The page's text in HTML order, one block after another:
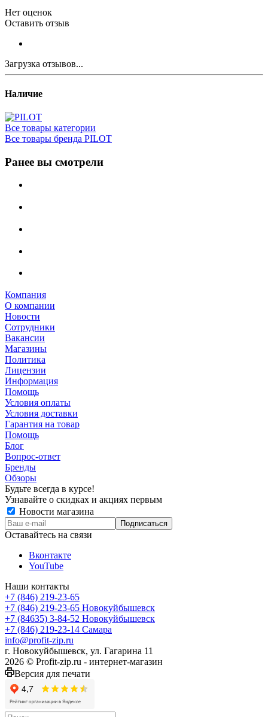
Нет оценок
Оставить отзыв
Загрузка отзывов...
Наличие
Все товары категории
Все товары бренда PILOT
Ранее вы смотрели
Компания
О компании
Новости
Сотрудники
Вакансии
Магазины
Политика
Лицензии
Информация
Помощь
Условия оплаты
Условия доставки
Гарантия на товар
Помощь
Блог
Вопрос-ответ
Бренды
Обзоры
Будьте всегда в курсе!
Узнавайте о скидках и акциях первым
Новости магазина
Оставайтесь на связи
Вконтакте
YouTube
Наши контакты
+7 (846) 219-23-65
+7 (846) 219-23-65 Новокуйбышевск
+7 (84635) 3-84-52 Новокуйбышевск
+7 (846) 219-23-14 Самара
info@profit-zip.ru
г. Новокуйбышевск, ул. Гагарина 11
2026 © Profit-zip.ru - интернет-магазин
Версия для печати